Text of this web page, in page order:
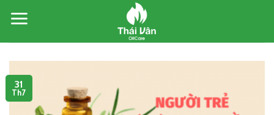
31
Th7